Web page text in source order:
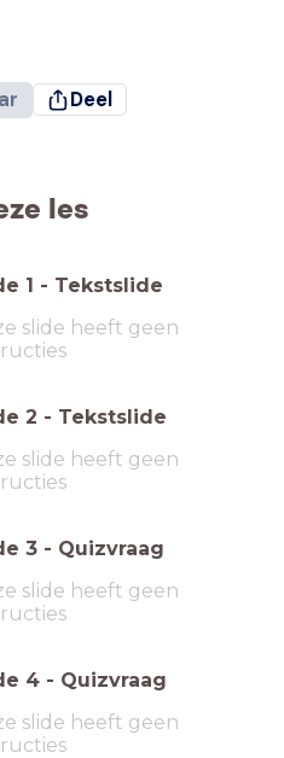
Deel
les
1 - Tekstslide
slide heeft geen
2 - Tekstslide
slide heeft geen
3 - Quizvraag
slide heeft geen
4 - Quizvraag
slide heeft geen